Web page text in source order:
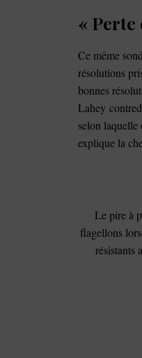
«
Ce même
résolutions
bonnes
Lahey
selon laquelle
explique la
Le pire à
flagellons
résistants